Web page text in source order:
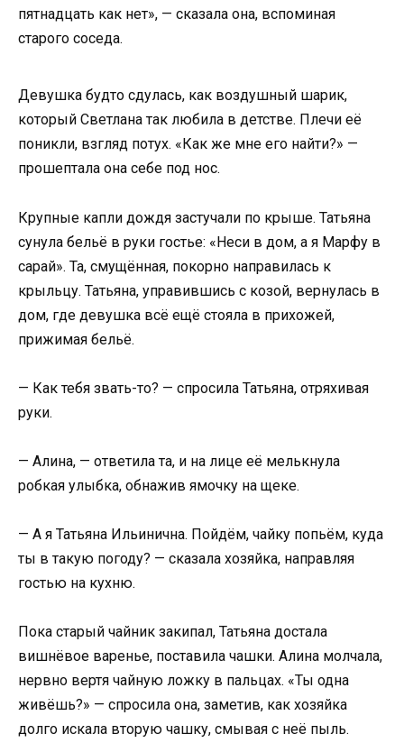
пятнадцать как нет», — сказала она, вспоминая
старого соседа.
Девушка будто сдулась, как воздушный шарик,
который Светлана так любила в детстве. Плечи её
поникли, взгляд потух. «Как же мне его найти?» —
прошептала она себе под нос.
Крупные капли дождя застучали по крыше. Татьяна
сунула бельё в руки гостье: «Неси в дом, а я Марфу в
сарай». Та, смущённая, покорно направилась к
крыльцу. Татьяна, управившись с козой, вернулась в
дом, где девушка всё ещё стояла в прихожей,
прижимая бельё.
— Как тебя звать-то? — спросила Татьяна, отряхивая
руки.
— Алина, — ответила та, и на лице её мелькнула
робкая улыбка, обнажив ямочку на щеке.
— А я Татьяна Ильинична. Пойдём, чайку попьём, куда
ты в такую погоду? — сказала хозяйка, направляя
гостью на кухню.
Пока старый чайник закипал, Татьяна достала
вишнёвое варенье, поставила чашки. Алина молчала,
нервно вертя чайную ложку в пальцах. «Ты одна
живёшь?» — спросила она, заметив, как хозяйка
долго искала вторую чашку, смывая с неё пыль.